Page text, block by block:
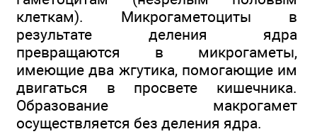
клеткам). Микрогаметоциты в
результате деления ядра
превращаются в микрогаметы,
имеющие два жгутика, помогающие им
двигаться в просвете кишечника.
Образование макрогамет
осуществляется без деления ядра.